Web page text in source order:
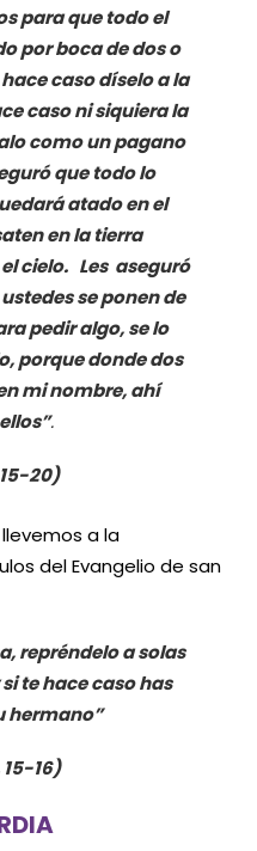
para que todo el
por boca de dos o
caso díselo a la
caso ni siquiera la
como un pagano
que todo lo
atado en el
en la tierra
cielo. Les aseguró
se ponen de
pedir algo, se lo
porque donde dos
mi nombre, ahí
.
20)
a la
del Evangelio de san
repréndelo a solas
te hace caso has
hermano”
15-16)